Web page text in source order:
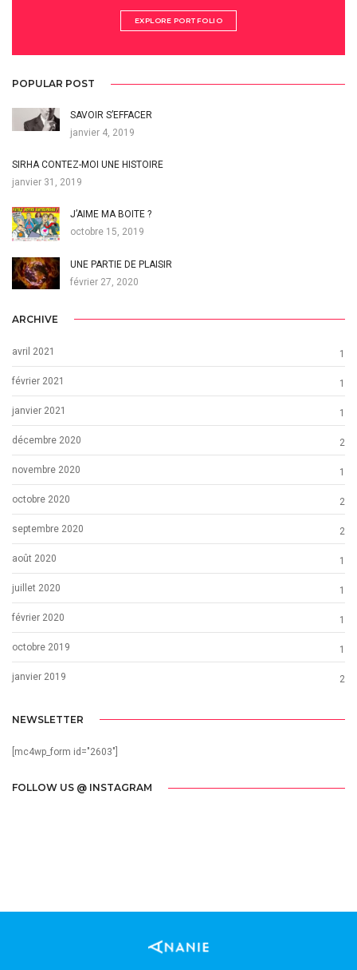
EXPLORE PORTFOLIO
POPULAR POST
SAVOIR S’EFFACER
janvier 4, 2019
SIRHA CONTEZ-MOI UNE HISTOIRE
janvier 31, 2019
J’AIME MA BOITE ?
octobre 15, 2019
UNE PARTIE DE PLAISIR
février 27, 2020
ARCHIVE
avril 2021 1
février 2021 1
janvier 2021 1
décembre 2020 2
novembre 2020 1
octobre 2020 2
septembre 2020 2
août 2020 1
juillet 2020 1
février 2020 1
octobre 2019 1
janvier 2019 2
NEWSLETTER
[mc4wp_form id="2603"]
FOLLOW US @ INSTAGRAM